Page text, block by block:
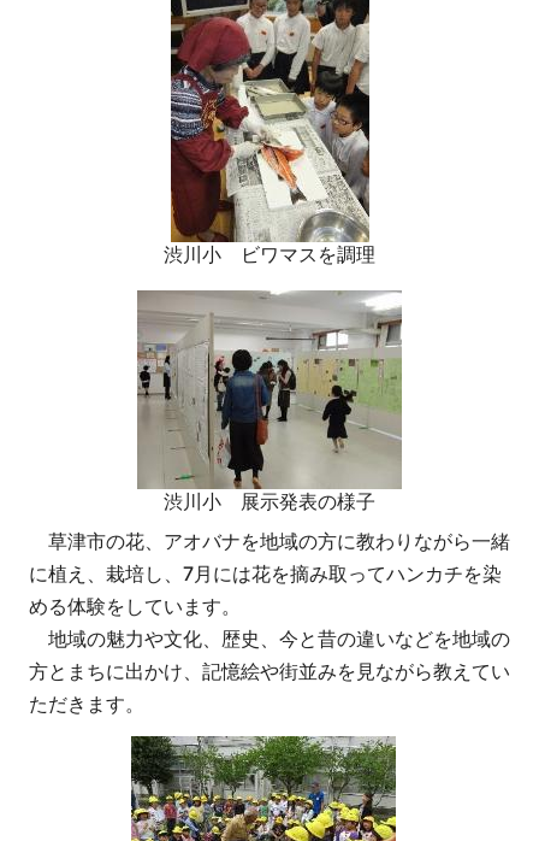
渋川小 ビワマスを調理
渋川小 展示発表の様子
草津市の花、アオバナを地域の方に教わりながら一緒
に植え、栽培し、7月には花を摘み取ってハンカチを染
める体験をしています。
地域の魅力や文化、歴史、今と昔の違いなどを地域の
方とまちに出かけ、記憶絵や街並みを見ながら教えてい
ただきます。